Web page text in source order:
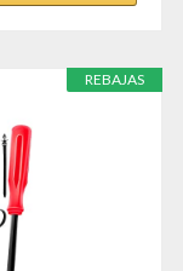
REBAJAS